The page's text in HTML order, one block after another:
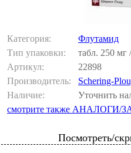
Категория:
Флутамид
Тип упаковки:
табл. 250 мг
Артикул:
22898
Производитель:
Schering-
Наличие:
Уточнить
смотрите также
Посмотреть/